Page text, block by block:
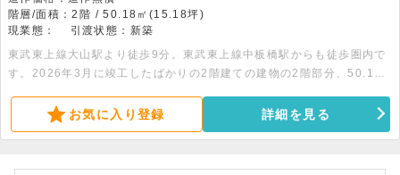
階層/面積：2階 / 50.18㎡(15.18坪)
現業態：
引渡状態：新築
東武東上線大山駅より徒歩9分。東武東上線中板橋駅からも徒歩圏内で
す。2026年3月に竣工したばかりの2階建ての建物の2階部分、50.18
お気に入り登録 詳細を見る